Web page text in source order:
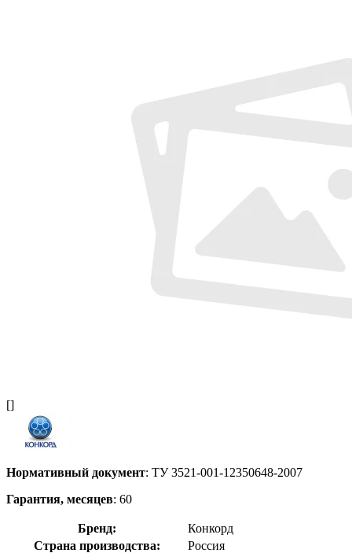
[]
Нормативный документ: ТУ 3521-001-12350648-2007
Гарантия, месяцев: 60
Бренд:
Конкорд
Страна производства:
Россия